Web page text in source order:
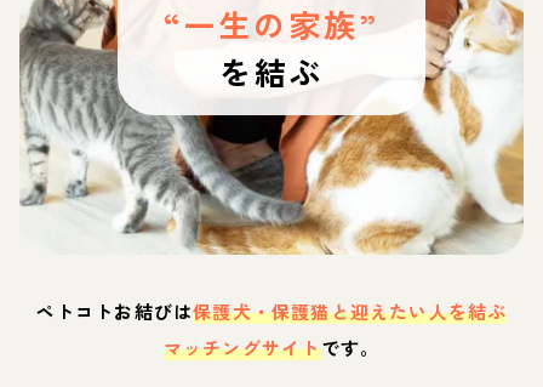
“一生の家族”
を結ぶ
ペトコトお結びは保護犬・保護猫と迎えたい人を結ぶ
マッチングサイトです。